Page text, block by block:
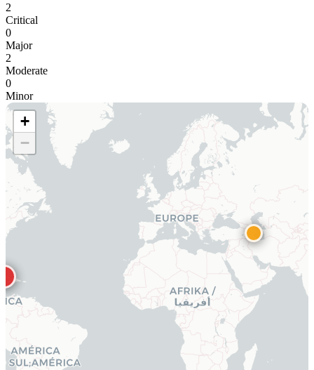
2
Critical
0
Major
2
Moderate
0
Minor
+
−